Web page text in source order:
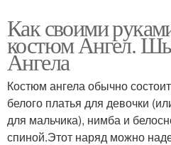
Как своими
костюм Ангел.
Ангела
Костюм ангела обычно
белого платья для девочки
для мальчика), нимба и
спиной.Этот наряд можно